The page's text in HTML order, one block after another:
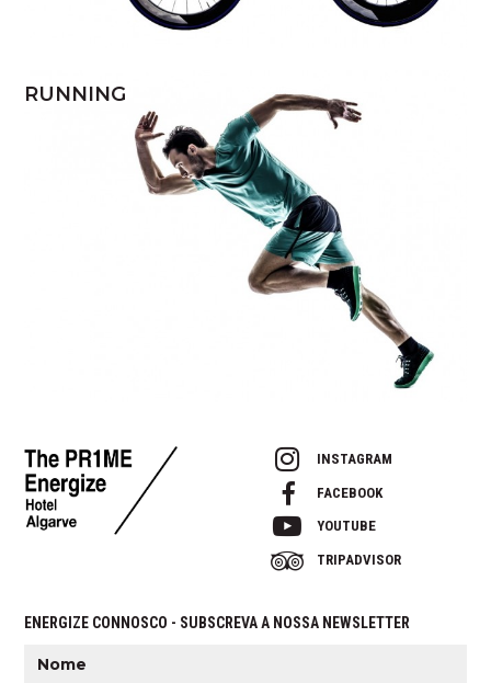
RUNNING
INSTAGRAM
FACEBOOK
YOUTUBE
TRIPADVISOR
ENERGIZE CONNOSCO - SUBSCREVA A NOSSA NEWSLETTER